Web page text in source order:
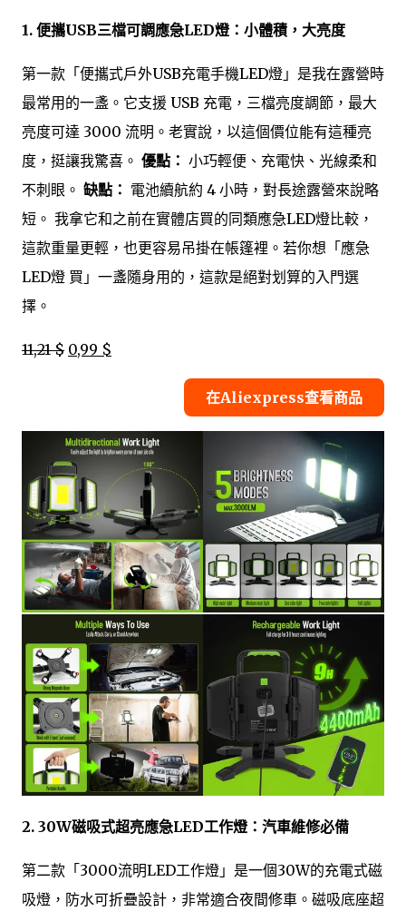
1. 便攜USB三檔可調應急LED燈：小體積，大亮度
第一款「便攜式戶外USB充電手機LED燈」是我在露營時
最常用的一盞。它支援 USB 充電，三檔亮度調節，最大
亮度可達 3000 流明。老實說，以這個價位能有這種亮
度，挺讓我驚喜。 優點： 小巧輕便、充電快、光線柔和
不刺眼。 缺點： 電池續航約 4 小時，對長途露營來說略
短。 我拿它和之前在實體店買的同類應急LED燈比較，
這款重量更輕，也更容易吊掛在帳篷裡。若你想「應急
LED燈 買」一盞隨身用的，這款是絕對划算的入門選
擇。
11,21 $ 0,99 $
在Aliexpress查看商品
2. 30W磁吸式超亮應急LED工作燈：汽車維修必備
第二款「3000流明LED工作燈」是一個30W的充電式磁
吸燈，防水可折疊設計，非常適合夜間修車。磁吸底座超